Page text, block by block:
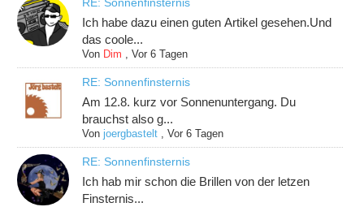
Ich habe dazu einen guten Artikel gesehen.Und
das coole...
Von Dim ,Vor 6 Tagen
RE: Sonnenfinsternis
Am 12.8. kurz vor Sonnenuntergang. Du
brauchst also g...
Vonjoergbastelt ,Vor 6 Tagen
RE: Sonnenfinsternis
Ich hab mir schon die Brillen von der letzen
Finsternis...